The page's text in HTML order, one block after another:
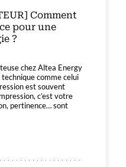
Comment
pour une
?
chez Altea Energy
comme celui
est souvent
c’est votre
pertinence… sont